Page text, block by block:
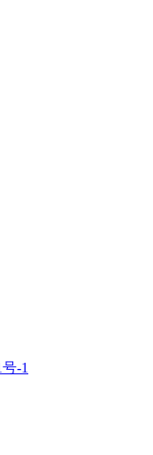
-1